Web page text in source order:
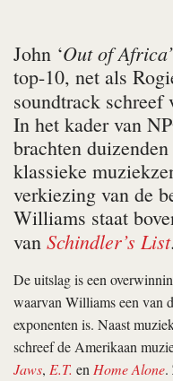
John ‘Out of Africa’
top-10, net als
soundtrack schreef
In het kader van
brachten
klassieke
verkiezing van de
Williams staat
van Schindler’s List.
De uitslag is een
waarvan Williams een van
exponenten is. Naast
schreef de Amerikaan
Jaws, E.T. enHome Alone.